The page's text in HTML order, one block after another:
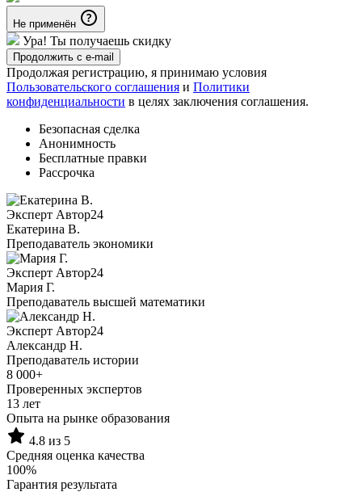
Не применён
Ура! Ты получаешь скидку
Продолжить с e-mail
Продолжая регистрацию, я принимаю условия
Пользовательского соглашения и Политики
конфиденциальности в целях заключения соглашения.
Безопасная сделка
Анонимность
Бесплатные правки
Рассрочка
Эксперт Автор24
Екатерина B.
Преподаватель экономики
Эксперт Автор24
Мария Г.
Преподаватель высшей математики
Эксперт Автор24
Александр Н.
Преподаватель истории
8 000+
Проверенных экспертов
13 лет
Опыта на рынке образования
4.8 из 5
Средняя оценка качества
100%
Гарантия результата